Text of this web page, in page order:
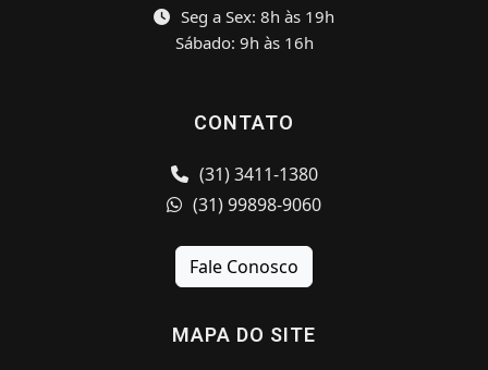
Seg a Sex: 8h às 19h
Sábado: 9h às 16h
CONTATO
(31) 3411-1380
(31) 99898-9060
Fale Conosco
MAPA DO SITE